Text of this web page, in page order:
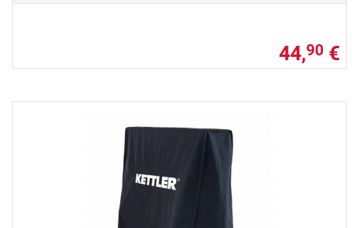
44,90 €